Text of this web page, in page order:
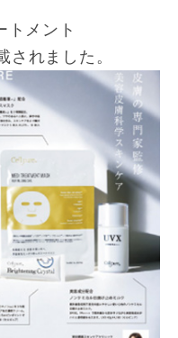
トメント
れました。